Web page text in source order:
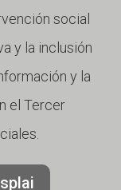
social
y la inclusión
y la
el Tercer